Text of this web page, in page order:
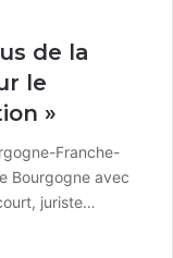
de la
le
»
Franche-
Bourgogne avec
juriste…